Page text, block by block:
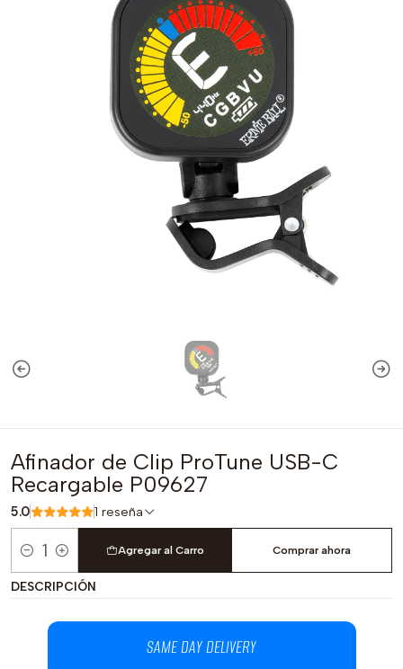
Afinador de Clip ProTune USB-C
Recargable P09627
5.0 1 reseña
Cantidad
Agregar al Carro Comprar ahora
DESCRIPCIÓN